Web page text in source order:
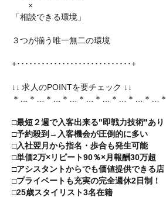
×
「相談できる環境」
３つが揃う唯一無二の環境
+････････････････････････････+
↓↓ 求人のPOINTを要チェック ↓↓
＊…＊…＊…＊…＊…＊…＊…＊…＊…＊
□最短２週で入客出来る"即戦力技術"あり
□予約殺到→入客機会が圧倒的に多い
□入社翌月から指名・歩合も発生可能
□単価2万×リピート90％×月報酬30万超
□アシスタントからでも価値提供できる店
□プライベートも充実の完全週休2日制！
□25歳スタイリスト3名在籍